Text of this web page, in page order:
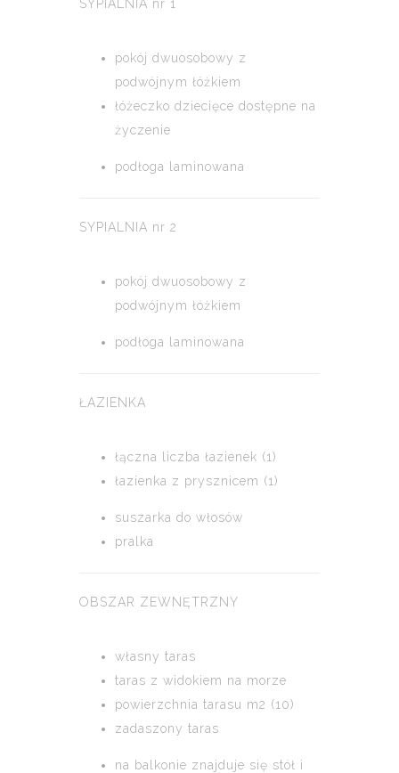
SYPIALNIA nr 1
pokój dwuosobowy z
podwójnym łóżkiem
łóżeczko dziecięce dostępne na
życzenie
podłoga laminowana
SYPIALNIA nr 2
pokój dwuosobowy z
podwójnym łóżkiem
podłoga laminowana
ŁAZIENKA
łączna liczba łazienek (1)
łazienka z prysznicem (1)
suszarka do włosów
pralka
OBSZAR ZEWNĘTRZNY
własny taras
taras z widokiem na morze
powierzchnia tarasu m2 (10)
zadaszony taras
na balkonie znajduje się stół i